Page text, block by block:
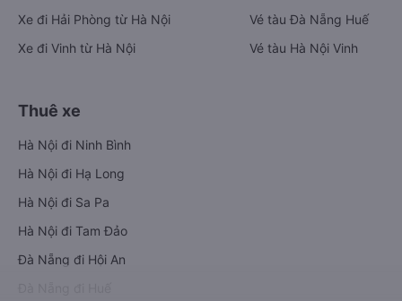
Xe đi Hải Phòng từ Hà Nội
Xe đi Vinh từ Hà Nội
Vé tàu Đà Nẵng Huế
Vé tàu Hà Nội Vinh
Thuê xe
Hà Nội đi Ninh Bình
Hà Nội đi Hạ Long
Hà Nội đi Sa Pa
Hà Nội đi Tam Đảo
Đà Nẵng đi Hội An